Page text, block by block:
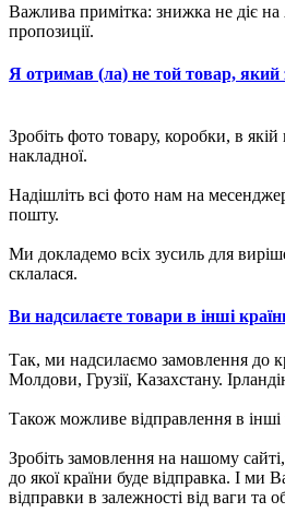
Важлива примітка: знижка не діє на
пропозиції.
Я отримав (ла) не той товар, який
Зробіть фото товару, коробки, в
накладної.
Надішліть всі фото нам на
пошту.
Ми докладемо всіх зусиль для
склалася.
Ви надсилаєте товари в інші
Так, ми надсилаємо замовлення до
Молдови, Грузії, Казахстану.
Також можливе відправлення в інші
Зробіть замовлення на нашому
до якої країни буде відправка. І ми
відправки в залежності від ваги та